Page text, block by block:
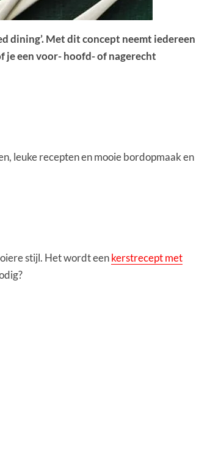
dining’. Met dit concept neemt iedereen
je een voor- hoofd- of nagerecht
leuke recepten en mooie bordopmaak en
stijl. Het wordt eenkerstrecept met